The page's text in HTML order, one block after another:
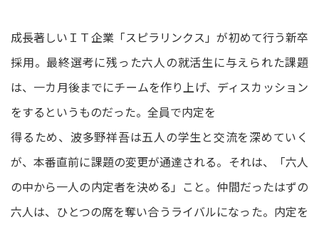
成長著しいＩＴ企業「スピラリンクス」が初めて行う新卒
採用。最終選考に残った六人の就活生に与えられた課題
は、一カ月後までにチームを作り上げ、ディスカッション
をするというものだった。全員で内定を
得るため、波多野祥吾は五人の学生と交流を深めていく
が、本番直前に課題の変更が通達される。それは、「六人
の中から一人の内定者を決める」こと。仲間だったはずの
六人は、ひとつの席を奪い合うライバルになった。内定を